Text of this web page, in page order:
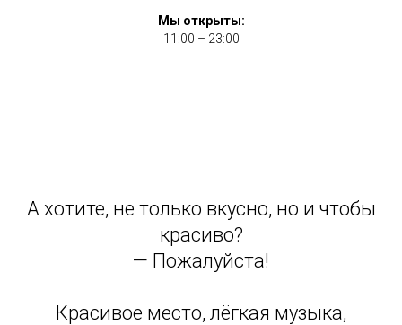
Мы открыты:
11:00 – 23:00
А хотите, не только вкусно, но и чтобы
красиво?
— Пожалуйста!
Красивое место, лёгкая музыка,